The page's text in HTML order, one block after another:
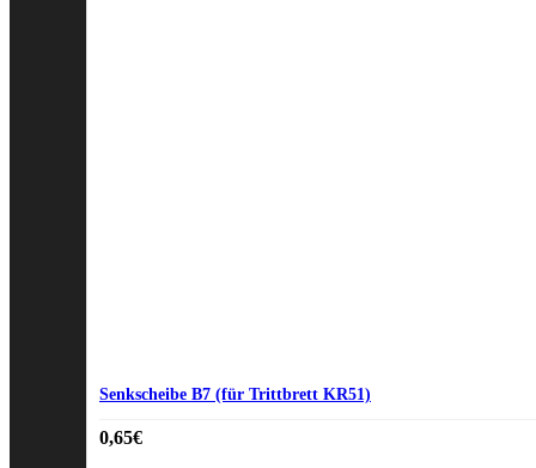
Senkscheibe B7 (für Trittbrett KR51)
0,65€